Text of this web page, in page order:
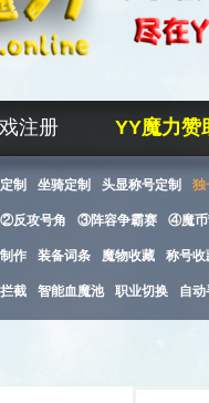
注册 YY魔力赞
制 坐骑定制 头显称号定制 独
②反攻号角 ③阵容争霸赛 ④魔币
作 装备词条 魔物收藏 称号收
截 智能血魔池 职业切换 自动